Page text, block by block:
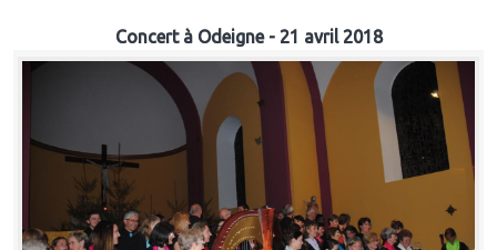
Concert à Odeigne - 21 avril 2018